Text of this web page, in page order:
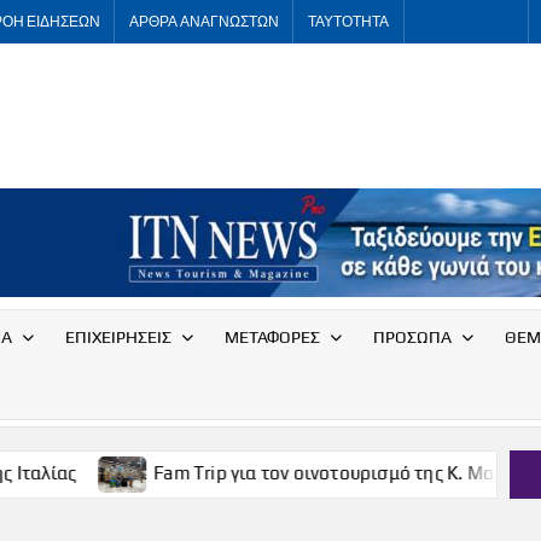
ΕΙΔΗΣΕΩΝ ΑΡΘΡΑ ΑΝΑΓΝΩΣΤΩΝ ΤΑΥΤΟΤΗΤΑ
News
ΕΠΙΧΕΙΡΗΣΕΙΣ ΜΕΤΑΦΟΡΕΣ ΠΡΟΣΩΠΑ
Fam Trip για τον οινοτουρισμό της Κ. Μακεδονίας